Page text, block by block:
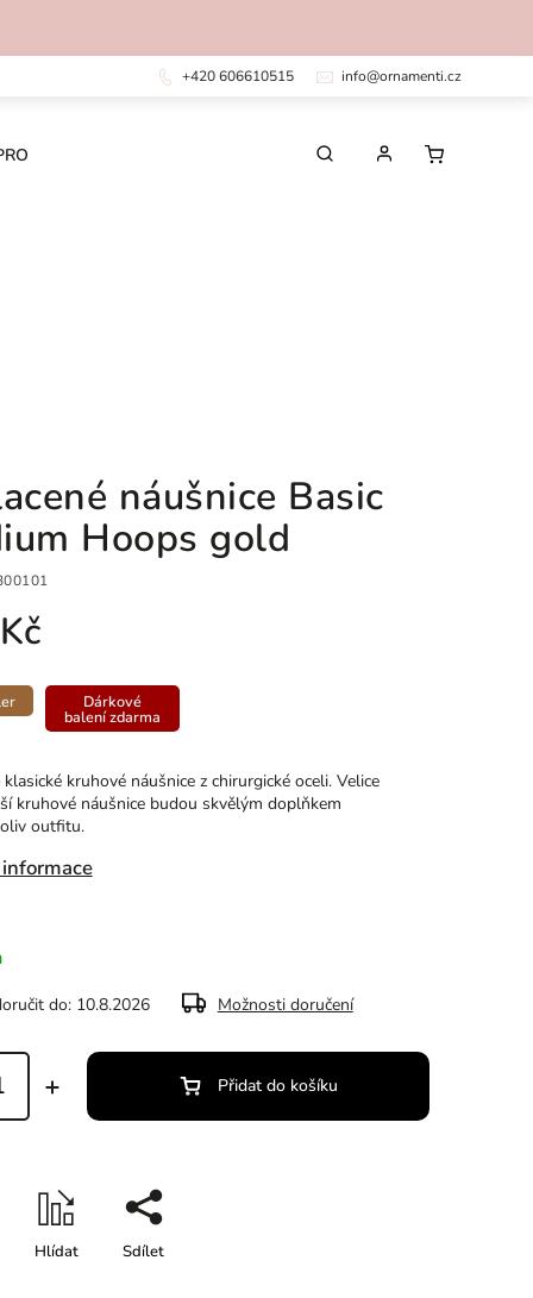
+420 606610515 info@ornamenti.cz
DĚTI CHIRURGICKÁ OCEL
náušnice Basic
Hoops gold
klasické kruhové náušnice z chirurgické oceli. Velice
kruhové náušnice budou skvělým doplňkem
outfitu.
Dárkové
balení zdarma
do: 10.8.2026 Možnosti doručení
Přidat do košíku
Hlídat Sdílet